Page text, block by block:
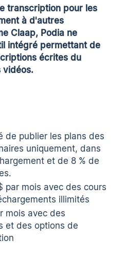
transcription pour les
à d'autres
Claap, Podia ne
intégré permettant de
écrites du
vidéos.
de publier les plans des
uniquement, dans
et de 8 % de
par mois avec des cours
illimités
mois avec des
et des options de